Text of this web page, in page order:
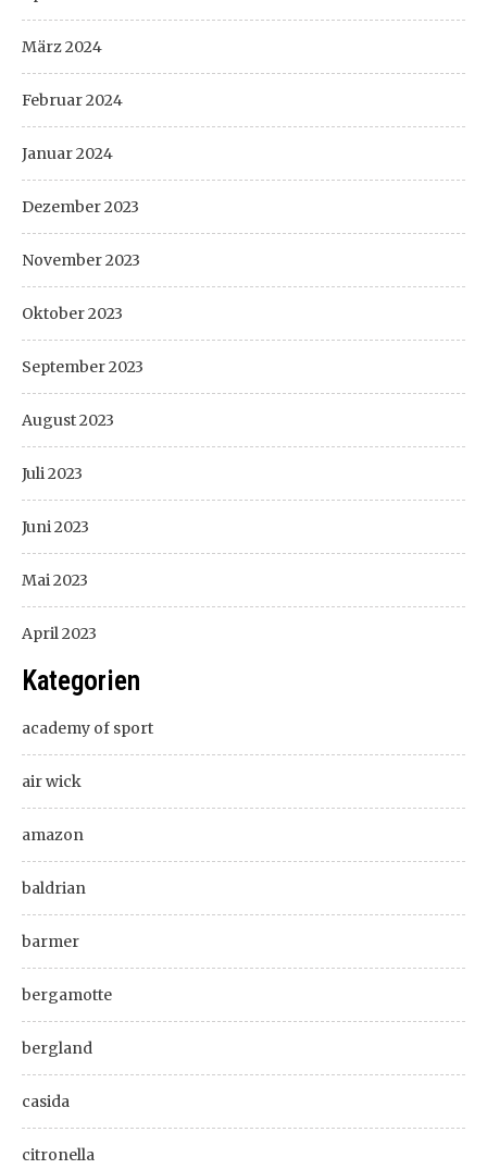
März 2024
Februar 2024
Januar 2024
Dezember 2023
November 2023
Oktober 2023
September 2023
August 2023
Juli 2023
Juni 2023
Mai 2023
April 2023
Kategorien
academy of sport
air wick
amazon
baldrian
barmer
bergamotte
bergland
casida
citronella